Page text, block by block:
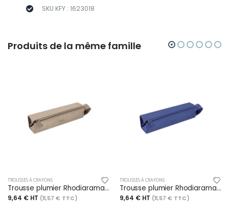
SKU KFY : 1623018
Produits de la même famille
TROUSSES À CRAYONS
Trousse plumier Rhodiarama, simili cuir italien, coloris beige
9,64 € HT (11,57 € TTC)
TROUSSES À CRAYONS
Trousse plumier Rhodiarama, simili cuir italien, coloris saphir
9,64 € HT (11,57 € TTC)